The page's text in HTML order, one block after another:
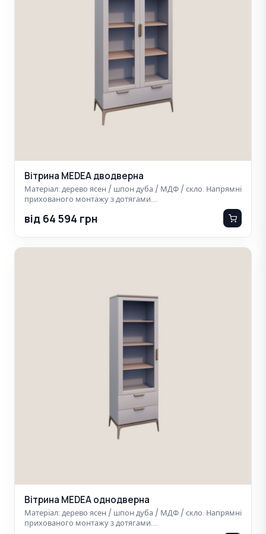
Вітрина MEDEA дводверна
Матеріал: дерево ясен / шпон дуба / МДФ / скло. Напрямні
прихованого монтажу з дотягами.…
від 64 594 грн
Вітрина MEDEA однодверна
Матеріал: дерево ясен / шпон дуба / МДФ / скло. Напрямні
прихованого монтажу з дотягами.…